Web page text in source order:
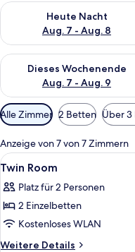
Heute Nacht
Aug. 7 - Aug. 8
Überprüfe die
Dieses Wochenende
Aug. 7 - Aug. 9
Überprüfe die
Verfügbare
Filter
für
Zimmer
Alle Zimmer 2 Betten Über 3
Anzeige von 7 von 7 Zimmern
Alle
Fotos
für
Twin
Room
anzeigen
16
Twin Room
Platz für 2 Personen
2 Einzelbetten
Kostenloses WLAN
Weitere Details
Weitere